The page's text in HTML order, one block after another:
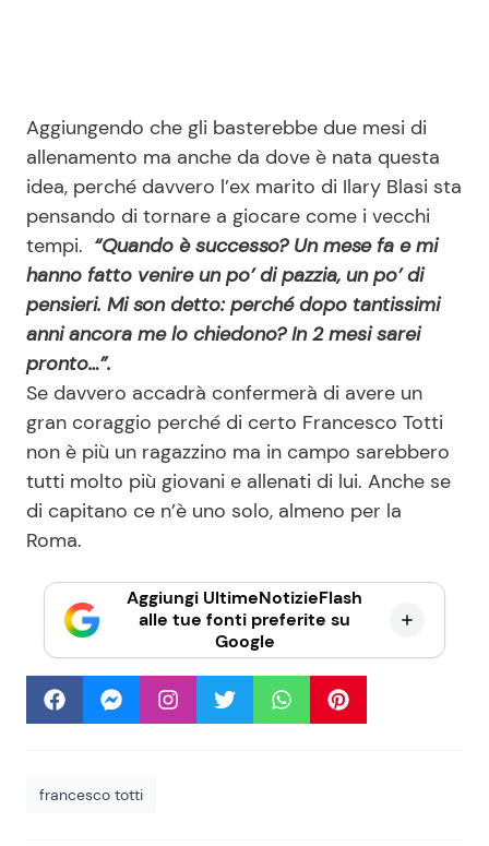
Aggiungendo che gli basterebbe due mesi di
allenamento ma anche da dove è nata questa
idea, perché davvero l’ex marito di Ilary Blasi sta
pensando di tornare a giocare come i vecchi
tempi. “Quando è successo? Un mese fa e mi
hanno fatto venire un po’ di pazzia, un po’ di
pensieri. Mi son detto: perché dopo tantissimi
anni ancora me lo chiedono? In 2 mesi sarei
pronto…”.
Se davvero accadrà confermerà di avere un
gran coraggio perché di certo Francesco Totti
non è più un ragazzino ma in campo sarebbero
tutti molto più giovani e allenati di lui. Anche se
di capitano ce n’è uno solo, almeno per la
Roma.
Aggiungi UltimeNotizieFlash
alle tue fonti preferite su
Google
francesco totti